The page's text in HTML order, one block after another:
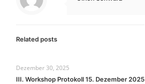
Related posts
Dezember 30, 2025
III. Workshop Protokoll 15. Dezember 2025